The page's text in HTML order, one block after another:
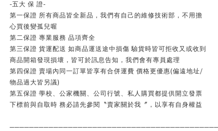
-五大 保 證-
第一保證 所有商品皆全新品，我們有自己的維修技術部，不用擔
心買後變孤兒喔
第二保證 專業服務 品項齊全
第三保證 貨運配送 如商品運送途中損傷 驗貨時皆可拒收又或收到
商品開箱發現損壞，皆可於訊息告知，我們會有專員處理
第四保證 賣場內同一訂單皆享有合併運費 價格更優惠(偏遠地址 /
物品過大皆另議)
第五保證 學校、公家機關、公司行號、私人購買都提供開立發票
下標前與自取時 務必請先參閱〝賣家關於我〞，以享有自身權益